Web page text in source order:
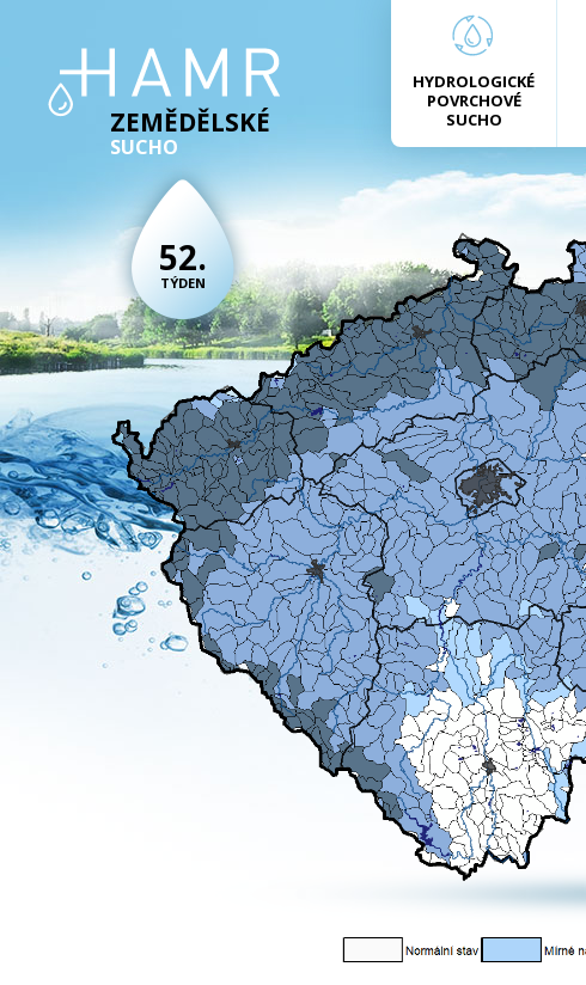
HYDROLOGICKÉ
POVRCHOVÉ
SUCHO
ZEMĚDĚLSKÉ
SUCHO
52.
TÝDEN